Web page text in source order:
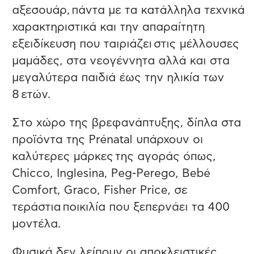
αξεσουάρ, πάντα με τα κατάλληλα τεχνικά
χαρακτηριστικά και την απαραίτητη
εξειδίκευση που ταιριάζει στις μέλλουσες
μαμάδες, στα νεογέννητα αλλά και στα
μεγαλύτερα παιδιά έως την ηλικία των
8 ετών.
Στο χώρο της βρεφανάπτυξης, δίπλα στα
προϊόντα της Prénatal υπάρχουν οι
καλύτερες μάρκες της αγοράς όπως,
Chicco, Inglesina, Peg-Perego, Bebé
Comfort, Graco, Fisher Price, σε
τεράστια ποικιλία που ξεπερνάει τα 400
μοντέλα.